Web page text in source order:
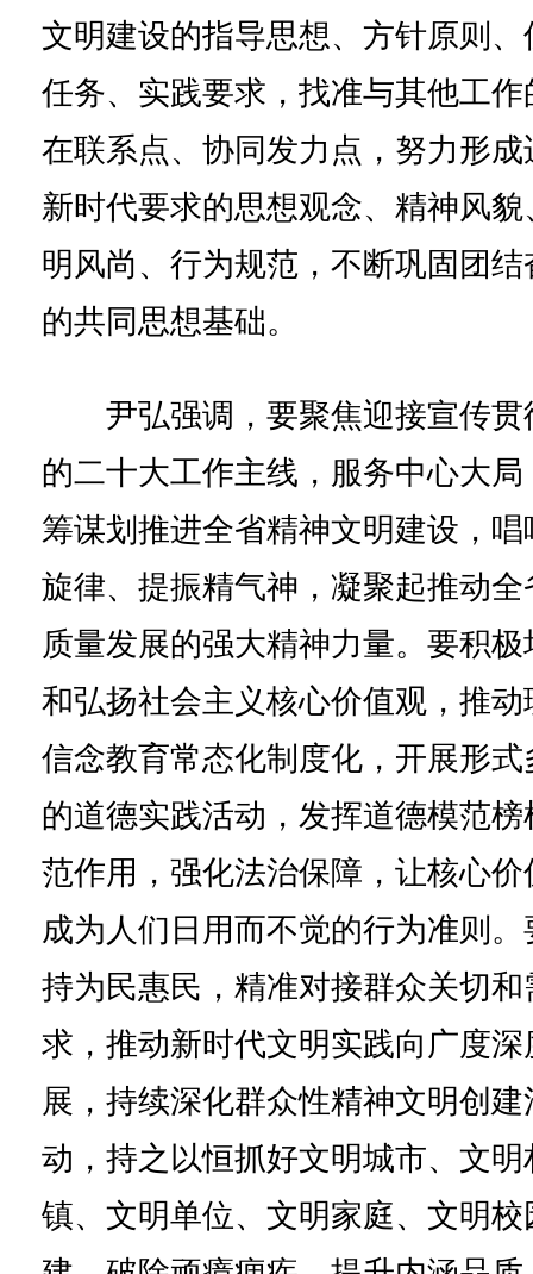
文明建设的指导思想、方针原则、
任务、实践要求，找准与其他工作
在联系点、协同发力点，努力形成
新时代要求的思想观念、精神风貌
明风尚、行为规范，不断巩固团结
的共同思想基础。
尹弘强调，要聚焦迎接宣传贯
的二十大工作主线，服务中心大局
筹谋划推进全省精神文明建设，唱
旋律、提振精气神，凝聚起推动全
质量发展的强大精神力量。要积极
和弘扬社会主义核心价值观，推动
信念教育常态化制度化，开展形式
的道德实践活动，发挥道德模范榜
范作用，强化法治保障，让核心价
成为人们日用而不觉的行为准则。
持为民惠民，精准对接群众关切和
求，推动新时代文明实践向广度深
展，持续深化群众性精神文明创建
动，持之以恒抓好文明城市、文明
镇、文明单位、文明家庭、文明校